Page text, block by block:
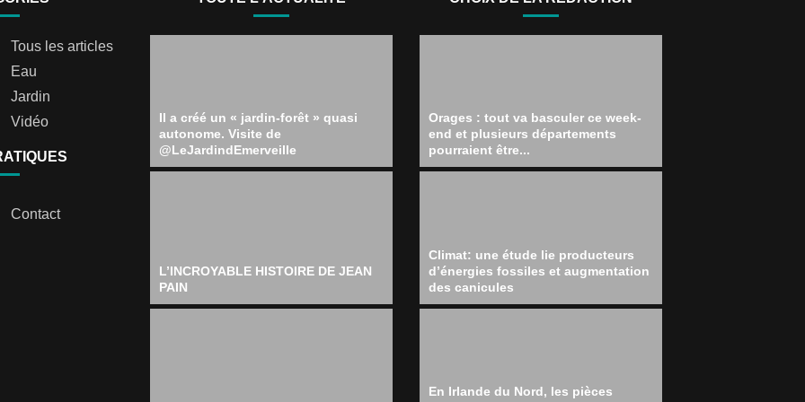
Tous les articles
Eau
Jardin
Vidéo
Contact
Il a créé un « jardin-forêt » quasi
autonome. Visite de
@LeJardindEmerveille
L’INCROYABLE HISTOIRE DE JEAN
PAIN
Orages : tout va basculer ce week-
end et plusieurs départements
pourraient être...
Climat: une étude lie producteurs
d’énergies fossiles et augmentation
des canicules
En Irlande du Nord, les pièces